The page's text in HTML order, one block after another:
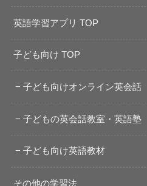
英語学習アプリ TOP
子ども向け TOP
子ども向けオンライン英会話
子どもの英会話教室・英語塾
子ども向け英語教材
その他の学習法